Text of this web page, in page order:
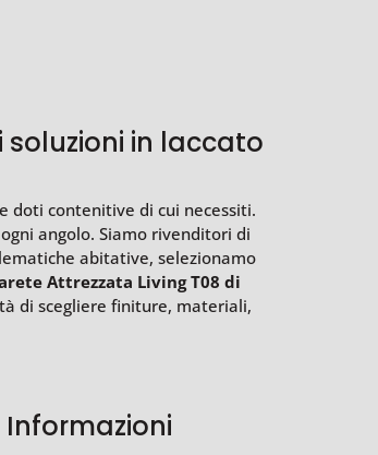
soluzioni in laccato
doti contenitive di cui necessiti.
angolo. Siamo rivenditori di
abitative, selezionamo
Attrezzata Living T08 di
di scegliere finiture, materiali,
Informazioni